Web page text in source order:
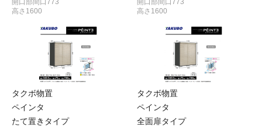
開口部間口773
高さ1600
開口部間口773
高さ1600
タクボ物置
ペインタ
たて置きタイプ
タクボ物置
ペインタ
全面扉タイプ